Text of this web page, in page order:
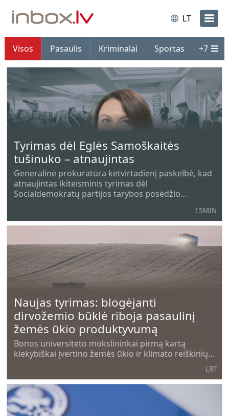
LT
Visos Pasaulis Kriminalai Sportas +7
Tyrimas dėl Eglės Samoškaitės
tušinuko – atnaujintas
Generalinė prokuratūra ketvirtadienį paskelbė, kad
atnaujintas ikiteisminis tyrimas dėl
Socialdemokratų partijos tarybos posėdžio
15MIN
Naujas tyrimas: blogėjanti
dirvožemio būklė riboja pasaulinį
žemės ūkio produktyvumą
Bonos universiteto mokslininkai pirmą kartą
kiekybiškai įvertino žemės ūkio ir klimato reiškinių
nualintos žemės poveikį pasaulinei maisto gamybai,
LRT